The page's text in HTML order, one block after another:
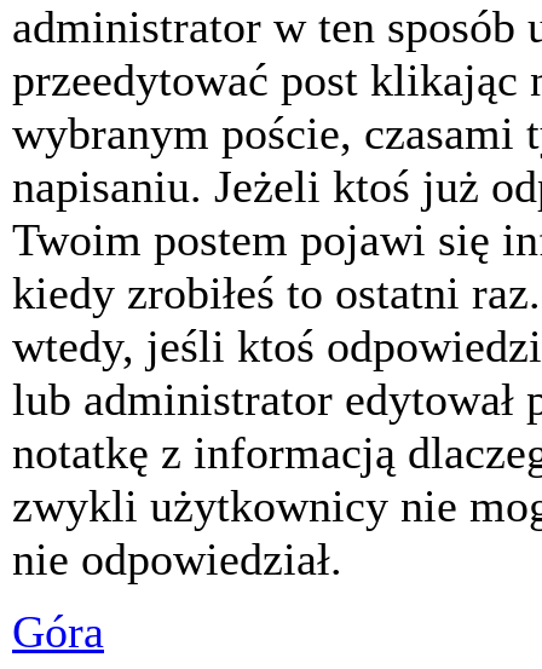
administrator w ten sposób
przeedytować post klikając
wybranym poście, czasami
napisaniu. Jeżeli ktoś już
Twoim postem pojawi się
kiedy zrobiłeś to ostatni
wtedy, jeśli ktoś
lub administrator edytował
notatkę z informacją
zwykli użytkownicy nie
nie odpowiedział.
Góra